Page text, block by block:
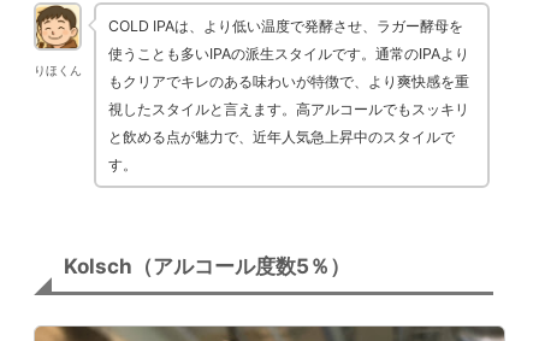
りほくん
COLD IPAは、より低い温度で発酵させ、ラガー酵母を
使うことも多いIPAの派生スタイルです。通常のIPAより
もクリアでキレのある味わいが特徴で、より爽快感を重
視したスタイルと言えます。高アルコールでもスッキリ
と飲める点が魅力で、近年人気急上昇中のスタイルで
す。
Kolsch（アルコール度数5％）